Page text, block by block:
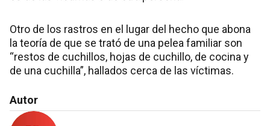
Otro de los rastros en el lugar del hecho que abona
la teoría de que se trató de una pelea familiar son
“restos de cuchillos, hojas de cuchillo, de cocina y
de una cuchilla”, hallados cerca de las víctimas.
Autor